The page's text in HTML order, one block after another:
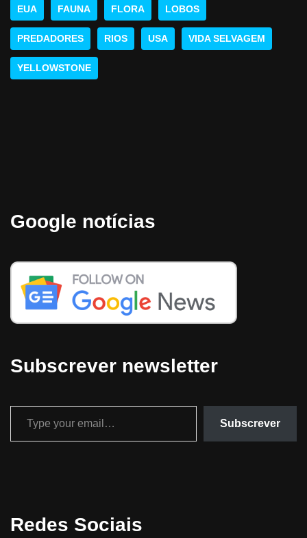
EUA FAUNA FLORA LOBOS
PREDADORES RIOS USA VIDA SELVAGEM
YELLOWSTONE
Google notícias
Subscrever newsletter
Subscrever
Redes Sociais